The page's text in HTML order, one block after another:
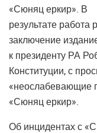
«Сюняц еркир». В
результате
заключение
к президенту РА
Конституции, с
«неослабевающие
«Сюняц еркир».
Об инцидентах с